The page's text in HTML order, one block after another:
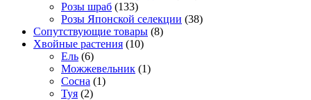
Розы шраб (133)
Розы Японской селекции (38)
Сопутствующие товары (8)
Хвойные растения (10)
Ель (6)
Можжевельник (1)
Сосна (1)
Туя (2)